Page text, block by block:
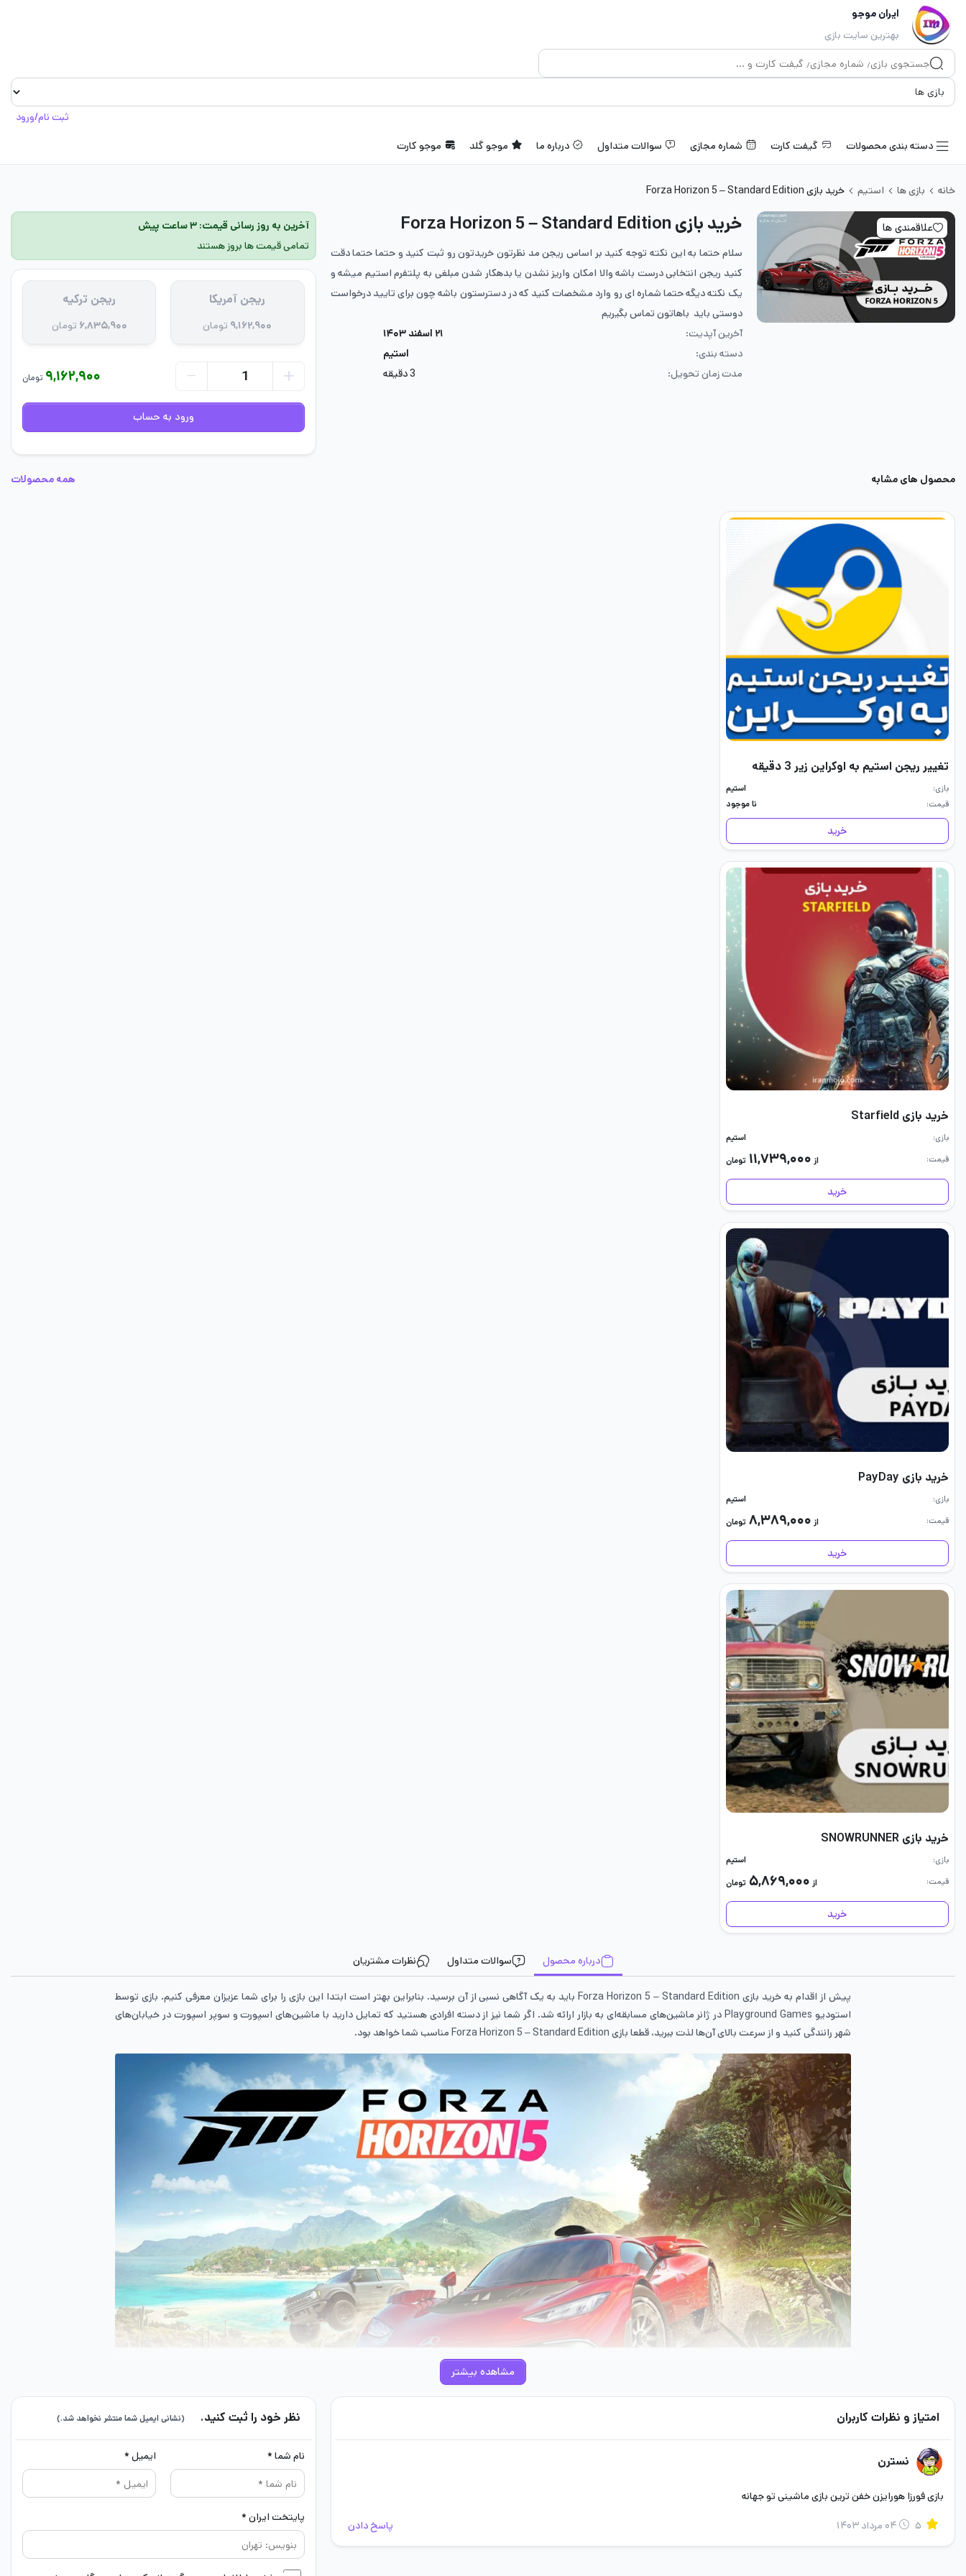
ایران موجو
بهترین سایت بازی
ثبت نام/ورود
دسته بندی محصولات
گیفت کارت شماره مجازی سوالات متداول درباره ما موجو گلد موجو کارت
خانه بازی ها استیم خرید بازی Forza Horizon 5 – Standard Edition
علاقمندی ها خرید بازی Forza Horizon 5 – Standard Edition
سلام حتما به این نکته توجه کنید بر اساس ریجن مد نظرتون خریدتون رو ثبت کنید و حتما حتما دقت
کنید ریجن انتخابی درست باشه والا امکان واریز نشدن یا بدهکار شدن مبلغی به پلتفرم استیم میشه و
یک نکته دیگه حتما شماره ای رو وارد مشخصات کنید که در دسترستون باشه چون برای تایید درخواست
دوستی باید باهاتون تماس بگیریم
آخرین آپدیت:
۲۱ اسفند ۱۴۰۳
دسته بندی:
استیم
مدت زمان تحویل:
3 دقیقه
آخرین به روز رسانی قیمت: ۳ ساعت پیش
تمامی قیمت ها بروز هستند
ریجن آمریکا
۹,۱۶۲,۹۰۰ تومان
ریجن ترکیه
۶,۸۳۵,۹۰۰ تومان
۹,۱۶۲,۹۰۰ تومان
ورود به حساب
محصول های مشابه همه محصولات
تغییر ریجن استیم به اوکراین زیر 3 دقیقه
بازی
استیم
قیمت
نا موجود
خرید
خرید بازی Starfield
بازی
استیم
قیمت
از ۱۱,۷۳۹,۰۰۰ تومان
خرید
خرید بازی PayDay
بازی
استیم
قیمت
از ۸,۳۸۹,۰۰۰ تومان
خرید
خرید بازی SNOWRUNNER
بازی
استیم
قیمت
از ۵,۸۶۹,۰۰۰ تومان
خرید
درباره محصول سوالات متداول نظرات مشتریان
پیش از اقدام به خرید بازی Forza Horizon 5 – Standard Edition باید به یک آگاهی نسبی از آن برسید. بنابراین بهتر است ابتدا این بازی را برای شما عزیزان معرفی کنیم. بازی توسط
استودیو Playground Games در ژانر ماشین‌های مسابقه‌ای به بازار ارائه شد. اگر شما نیز از دسته افرادی هستید که تمایل دارید با ماشین‌های اسپورت و سوپر اسپورت در خیابان‌های
شهر رانندگی کنید و از سرعت بالای آن‌ها لذت ببرید، قطعا بازی Forza Horizon 5 – Standard Edition مناسب شما خواهد بود.
اگرچه ایده رانندگی با اتومبیل‌های خاص در سرتاسر شهر برای برخی از افراد قابل اجرا است، اما قطعا تمامی آدم‌ها نمی‌توانند چنین رویایی را تجربه کنند. اینجاست که بازی‌های ویدیویی
می‌تواند کمک کند تا همه این تجربه را در دنیای مجازی به دست آورند. البته که هزینه و خسارتی نیز به کسی وارد نمی‌شود و یک تجربه برد-برد برای همه خواهد بود.
محیط بازیForza Horizon 5 – Standard Edition
مشاهده بیشتر
نظر خود را ثبت کنید. (نشانی ایمیل شما منتشر نخواهد شد.)
نام شما * ایمیل *
پایتخت ایران *
امتیاز و نظرات کاربران
نسترن
بازی فورزا هورایزن خفن ترین بازی ماشینی تو جهانه
۰۴ مرداد ۱۴۰۳ پاسخ دادن